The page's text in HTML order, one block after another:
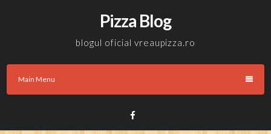
Pizza Blog
blogul oficial vreaupizza.ro
Main Menu